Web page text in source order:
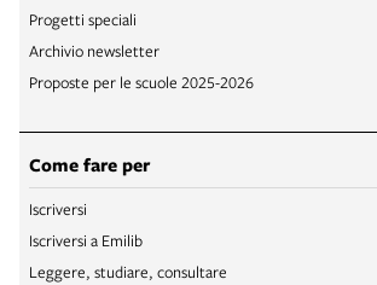
Progetti speciali
Archivio newsletter
Proposte per le scuole 2025-2026
Come fare per
Iscriversi
Iscriversi a Emilib
Leggere, studiare, consultare